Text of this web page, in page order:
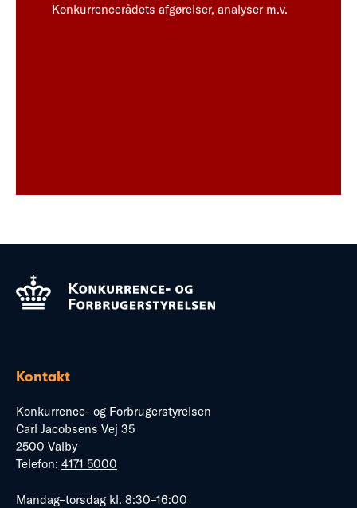
Konkurrencerådets afgørelser, analyser m.v.
Kontakt
Konkurrence- og Forbrugerstyrelsen
Carl Jacobsens Vej 35
2500 Valby
Telefon: 4171 5000
Mandag–torsdag kl. 8:30–16:00